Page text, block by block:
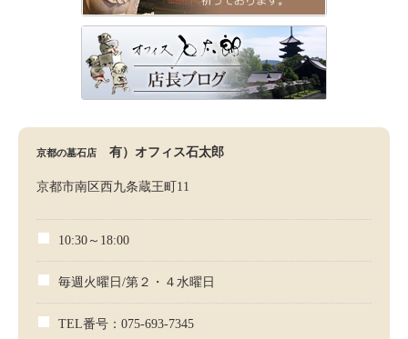
京都の墓石店 有）オフィス石太郎
京都市南区西九条蔵王町11
10:30～18:00
毎週火曜日/第２・４水曜日
TEL番号：075-693-7345